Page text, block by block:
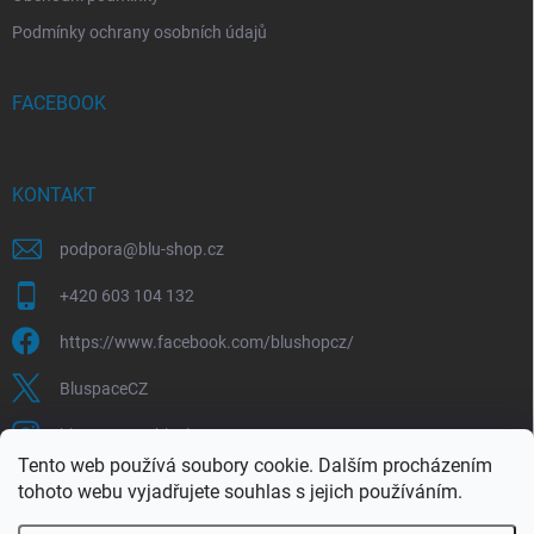
Tento web používá soubory cookie. Dalším procházením
tohoto webu vyjadřujete souhlas s jejich používáním.
Podmínky ochrany osobních údajů
FACEBOOK
KONTAKT
podpora@blu-shop.cz
+420 603 104 132
https://www.facebook.com/blushopcz/
BluspaceCZ
bluspace.cz_blushop.cz
Blu-space.cz Blu-shop.cz Štěpán Čermák